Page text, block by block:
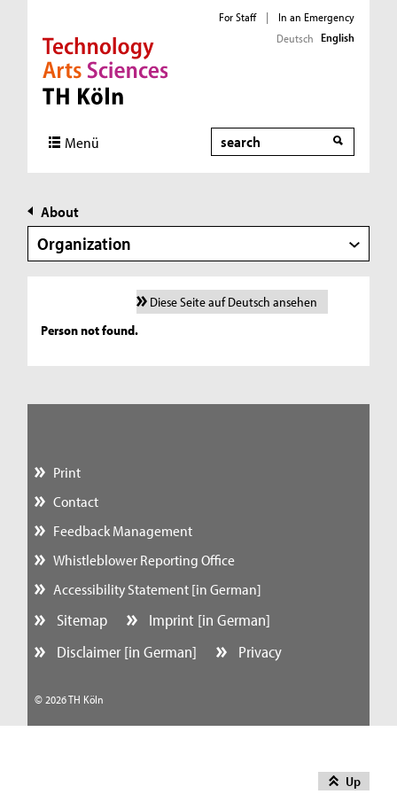
Direkt zur Hauptnavigation
Direkt zur Subnavigation
Direkt zum Inhalt
Direkt zum Fußbereich
For Staff |
In an Emergency
Deutsch English
Menü Search
About
Organization
Diese Seite auf Deutsch ansehen
Person not found.
Up
Print
Contact
Feedback Management
Whistleblower Reporting Office
Accessibility Statement [in German]
Sitemap
Imprint [in German]
Disclaimer [in German]
Privacy
© 2026 TH Köln